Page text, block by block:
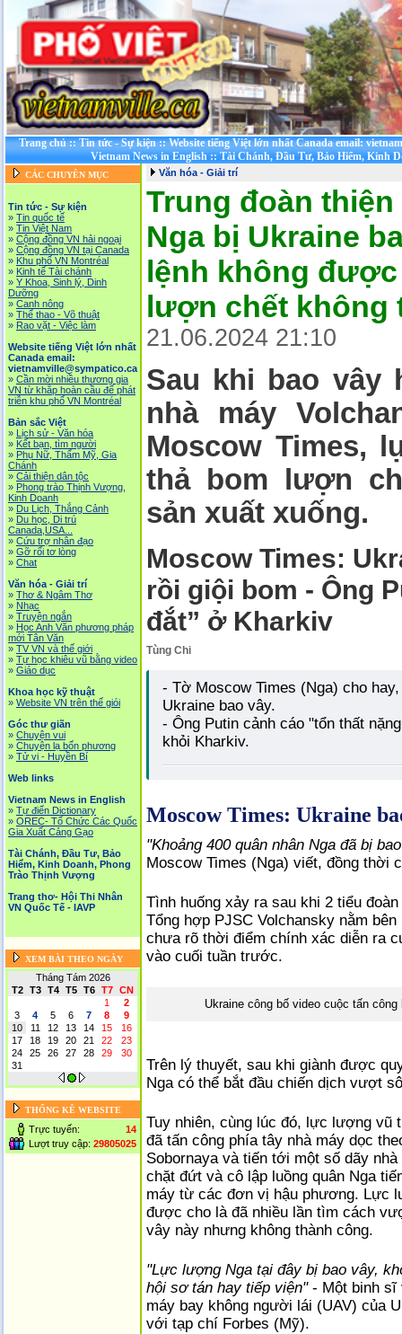
Trang chủ::Tin tức - Sự kiện::Website tiếng Việt lớn nhất Canada email:
Vietnam News in English::Tài Chánh, Đầu Tư, Bảo Hiểm, Kinh
CÁC CHUYÊN MỤC
Tin tức - Sự kiện
» Tin quốc tế
» Tin Việt Nam
» Cộng đồng VN hải ngoại
» Cộng đồng VN tại Canada
» Khu phố VN Montréal
» Kinh tế Tài chánh
» Y Khoa, Sinh lý, Dinh
Dưỡng
» Canh nông
» Thể thao - Võ thuật
» Rao vặt - Việc làm
Website tiếng Việt lớn nhất
Canada email:
vietnamville@sympatico.ca
» Cần mời nhiều thương gia
VN từ khắp hoàn cầu để phát
triễn khu phố VN Montréal
Bản sắc Việt
» Lịch sử - Văn hóa
» Kết bạn, tìm người
» Phụ Nữ, Thẩm Mỹ, Gia
Chánh
» Cải thiện dân tộc
» Phong trào Thịnh Vượng,
Kinh Doanh
» Du Lịch, Thắng Cảnh
» Du học, Di trú
Canada,USA...
» Cứu trợ nhân đạo
» Gỡ rối tơ lòng
» Chat
Văn hóa - Giải trí
» Thơ & Ngâm Thơ
» Nhạc
» Truyện ngắn
» Học Anh Văn phương pháp
mới Tân Văn
» TV VN và thế giới
» Tự học khiêu vũ bằng video
» Giáo dục
Khoa học kỹ thuật
» Website VN trên thế giói
Góc thư giãn
» Chuyện vui
» Chuyện lạ bốn phương
» Tử vi - Huyền Bí
Web links
Vietnam News in English
» Tự điển Dictionary
» OREC- Tố Chức Các Quốc
Gia Xuất Cảng Gạo
Tài Chánh, Đầu Tư, Bảo
Hiểm, Kinh Doanh, Phong
Trào Thịnh Vượng
Trang thơ- Hội Thi Nhân
VN Quốc Tế - IAVP
XEM BÀI THEO NGÀY
Tháng Tám 2026
T2
T3 T4 T5 T6 T7
CN
1
2
3
4 5 6 7 8
9
10
11 12 13 14 15
16
17
18 19 20 21 22
23
24
25 26 27 28 29
30
31
THỐNG KÊ WEBSITE
Trực tuyến:
14
Lượt truy cập: 29805025
Văn hóa - Giải trí
Trung đoàn
Nga bị Ukraine
lệnh không
lượn chết không
21.06.2024 21:10
Sau khi bao vây
nhà máy
Moscow Times,
thả bom lượn
sản xuất xuống.
Moscow Times:
rồi giội bom - Ông
đắt” ở Kharkiv
Tùng Chi
- Tờ Moscow Times (Nga) cho
Ukraine bao vây.
- Ông Putin cảnh cáo "tổn thất
khỏi Kharkiv.
Moscow Times: Ukraine
"Khoảng 400 quân nhân Nga đã bị
Moscow Times (Nga) viết, đồng thời
Tình huống xảy ra sau khi 2 tiểu
Tổng hợp PJSC Volchansky nằm
chưa rõ thời điểm chính xác diễn ra
vào cuối tuần trước.
Ukraine công bố video cuộc tấn
Trên lý thuyết, sau khi giành được
Nga có thể bắt đầu chiến dịch vượt
Tuy nhiên, cùng lúc đó, lực lượng vũ
đã tấn công phía tây nhà máy dọc
Sobornaya và tiến tới một số dãy
chặt đứt và cô lập luồng quân Nga
máy từ các đơn vị hậu phương. Lực
được cho là đã nhiều lần tìm cách
vây này nhưng không thành công.
"Lực lượng Nga tại đây bị bao vây,
hội sơ tán hay tiếp viện" - Một binh sĩ
máy bay không người lái (UAV) của
với tạp chí Forbes (Mỹ).